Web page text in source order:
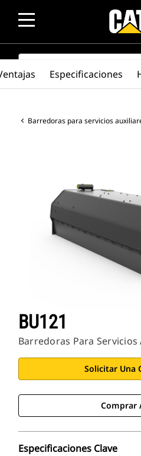
SEARCH
Barredoras para servicios
BU121
Barredoras Para Servicios
Solicitar Una
Comprar
Especificaciones Clave
Especificaciones